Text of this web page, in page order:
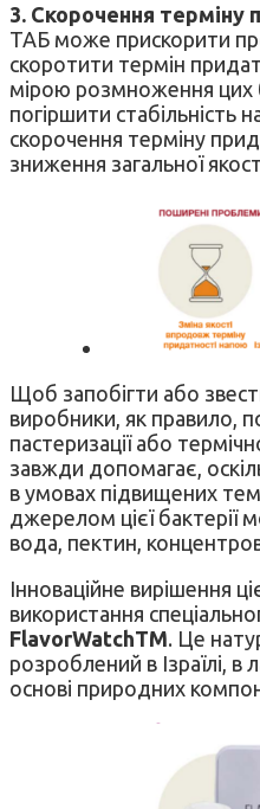
3. Скорочення терміну
ТАБ може прискорити
скоротити термін
мірою розмноження цих
погіршити
скорочення терміну
зниження загальної
Щоб запобігти або
виробники, як правило,
пастеризації або
завжди допомагає,
в умовах підвищених
джерелом цієї
вода, пектин,
Інноваційне вирішення
використання
FlavorWatchTM. Це
розроблений в Ізраїлі, в
основі природних